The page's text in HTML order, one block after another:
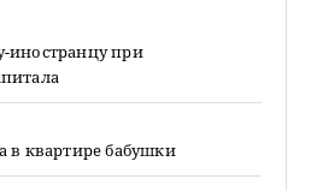
иностранцу при
в квартире бабушки